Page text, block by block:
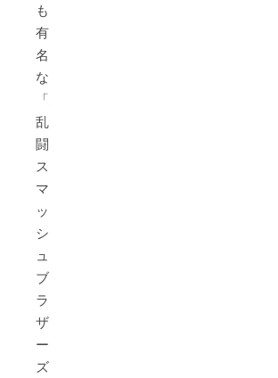
も
有
名
な
「大
乱
闘
ス
マ
ッ
シ
ュ
ブ
ラ
ザ
ー
ズ」